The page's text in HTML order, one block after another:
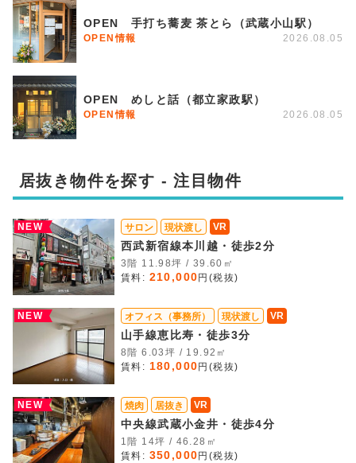
OPEN 手打ち蕎麦 茶とら（武蔵小山駅）
OPEN情報 2026.08.05
OPEN めしと話（都立家政駅）
OPEN情報 2026.08.05
居抜き物件を探す - 注目物件
NEW サロン 現状渡し VR
西武新宿線本川越・徒歩2分
3階 11.98坪 / 39.60㎡
賃料: 210,000 円(税抜)
NEW オフィス（事務所） 現状渡し VR
山手線恵比寿・徒歩3分
8階 6.03坪 / 19.92㎡
賃料: 180,000 円(税抜)
NEW 焼肉 居抜き VR
中央線武蔵小金井・徒歩4分
1階 14坪 / 46.28㎡
賃料: 350,000 円(税抜)